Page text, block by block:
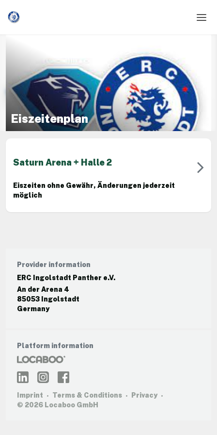
Login
Language
Help & Info
Eiszeitenplan
Saturn Arena + Halle 2
Eiszeiten ohne Gewähr, Änderungen jederzeit
möglich
Provider information
ERC Ingolstadt Panther e.V.
An der Arena 4
85053 Ingolstadt
Germany
Platform information
Imprint Terms & Conditions
Privacy
© 2026 Locaboo GmbH